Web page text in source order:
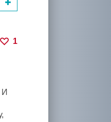
1
И